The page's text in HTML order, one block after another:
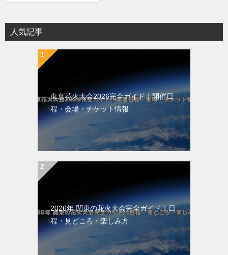
人気記事
東京花火大会2026完全ガイド｜開催日
程・会場・チケット情報
2026年 関東の花火大会完全ガイド｜日
程・見どころ・楽しみ方